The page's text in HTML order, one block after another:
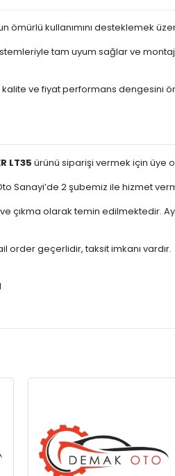
ömürlü kullanımını desteklemek
tam uyum sağlar ve montaj
kalite ve fiyat performans
LT35 ürünü siparişi vermek için üye
Sanayi’de 2 şubemiz ile hizmet
çıkma olarak temin edilmektedir.
order geçerlidir, taksit imkanı vardır.